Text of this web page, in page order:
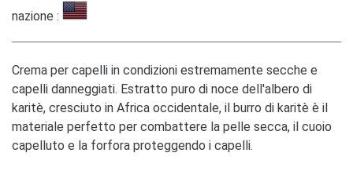
nazione :
Crema per capelli in condizioni estremamente secche e
capelli danneggiati. Estratto puro di noce dell'albero di
karitè, cresciuto in Africa occidentale, il burro di karitè è il
materiale perfetto per combattere la pelle secca, il cuoio
capelluto e la forfora proteggendo i capelli.